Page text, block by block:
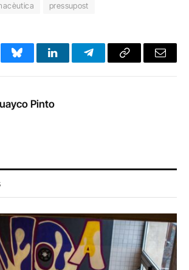
pressupost
BlueskyLinkedInTelegramCopy
Email
Pinto